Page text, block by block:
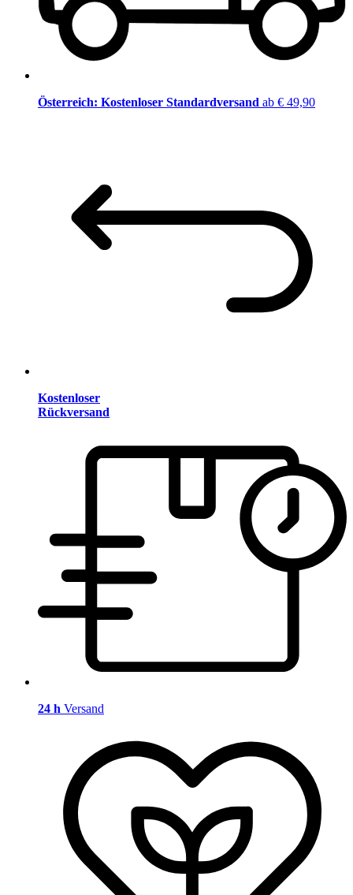
Österreich: Kostenloser Standardversand ab € 49,90
Kostenloser
Rückversand
24 h Versand